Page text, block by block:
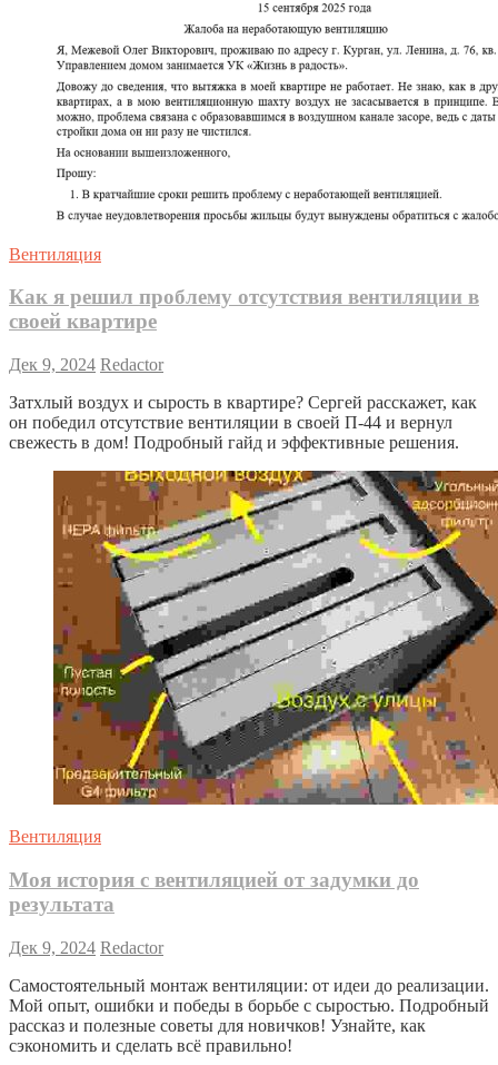
Вентиляция
Как я решил проблему отсутствия вентиляции в
своей квартире
Дек 9, 2024 Redactor
Затхлый воздух и сырость в квартире? Сергей расскажет, как
он победил отсутствие вентиляции в своей П-44 и вернул
свежесть в дом! Подробный гайд и эффективные решения.
Вентиляция
Моя история с вентиляцией от задумки до
результата
Дек 9, 2024 Redactor
Самостоятельный монтаж вентиляции: от идеи до реализации.
Мой опыт, ошибки и победы в борьбе с сыростью. Подробный
рассказ и полезные советы для новичков! Узнайте, как
сэкономить и сделать всё правильно!